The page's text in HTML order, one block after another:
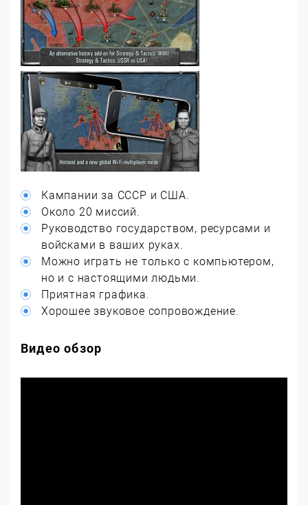
Кампании за СССР и США.
Около 20 миссий.
Руководство государством, ресурсами и
войсками в ваших руках.
Можно играть не только с компьютером,
но и с настоящими людьми.
Приятная графика.
Хорошее звуковое сопровождение.
Видео обзор